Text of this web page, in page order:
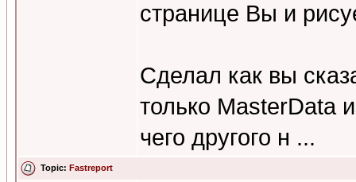
странице Вы и
Сделал как вы
только MasterData
чего другого н ...
Topic: Fastreport